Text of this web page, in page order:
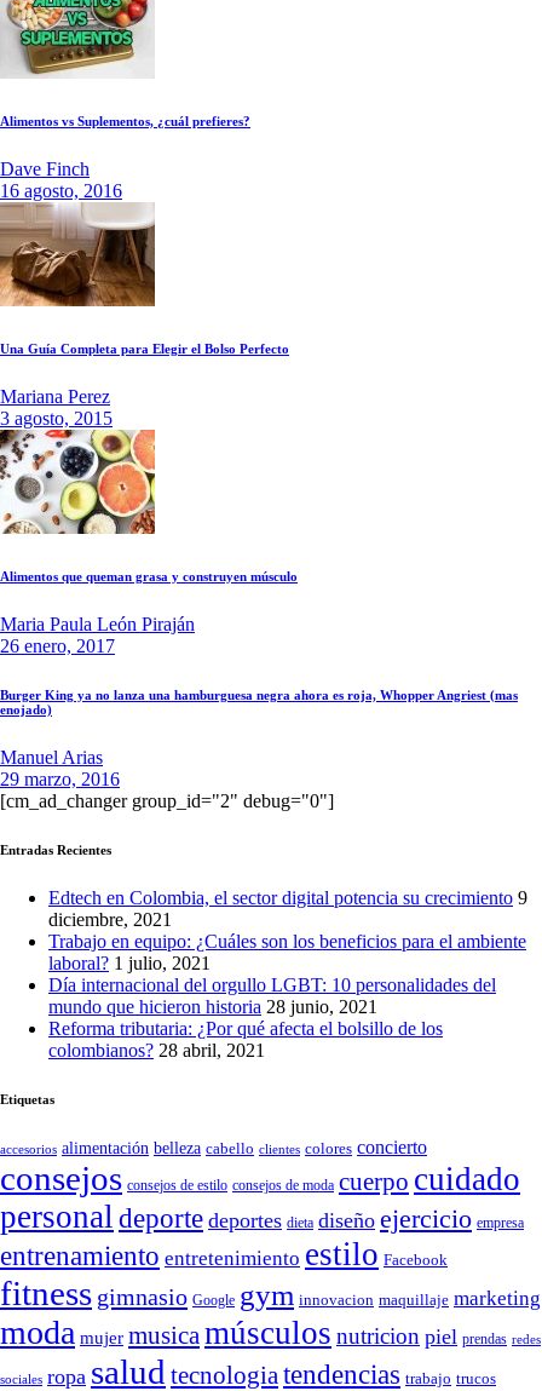
Alimentos vs Suplementos, ¿cuál prefieres?
Dave Finch
16 agosto, 2016
Una Guía Completa para Elegir el Bolso Perfecto
Mariana Perez
3 agosto, 2015
Alimentos que queman grasa y construyen músculo
Maria Paula León Piraján
26 enero, 2017
Burger King ya no lanza una hamburguesa negra ahora es roja, Whopper Angriest (mas
enojado)
Manuel Arias
29 marzo, 2016
[cm_ad_changer group_id="2" debug="0"]
Entradas Recientes
Edtech en Colombia, el sector digital potencia su crecimiento 9
diciembre, 2021
Trabajo en equipo: ¿Cuáles son los beneficios para el ambiente
laboral? 1 julio, 2021
Día internacional del orgullo LGBT: 10 personalidades del
mundo que hicieron historia 28 junio, 2021
Reforma tributaria: ¿Por qué afecta el bolsillo de los
colombianos? 28 abril, 2021
Etiquetas
accesorios alimentación belleza cabello clientes colores concierto
consejos consejos de estilo consejos de moda cuerpo cuidado
personal deporte deportes dieta diseño ejercicio empresa
entrenamiento entretenimiento estilo Facebook
fitness gimnasio Google gym innovacion maquillaje marketing
moda mujer musica músculos nutricion piel prendas redes
sociales ropa salud tecnologia tendencias trabajo trucos